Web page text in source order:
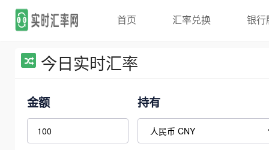
首页 汇率兑换 银行
今日实时汇率
金额 持有